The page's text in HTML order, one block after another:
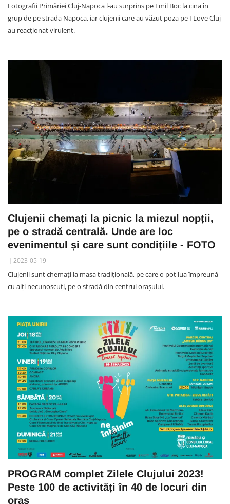
Fotografii Primăriei Cluj-Napoca l-au surprins pe Emil Boc la cina în
grup de pe strada Napoca, iar clujenii care au văzut poza pe I Love Cluj
au reacționat virulent.
Clujenii chemați la picnic la miezul nopții,
pe o stradă centrală. Unde are loc
evenimentul și care sunt condițiile - FOTO
2023-05-19
Clujenii sunt chemați la masa tradițională, pe care o pot lua împreună
cu alți necunoscuți, pe o stradă din centrul orașului.
PROGRAM complet Zilele Clujului 2023!
Peste 100 de activități în 40 de locuri din
oraș